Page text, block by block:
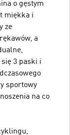
o gęstym
miękka i
ze
a
się 3 paski i
sportowy
na co